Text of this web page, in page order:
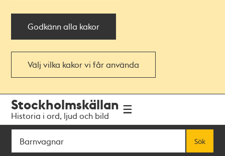
Godkänn alla kakor
Välj vilka kakor vi får använda
navigationen
huvudinnehållet
Stockholmskällan
Historia i ord, ljud och bild
Sök
Sök